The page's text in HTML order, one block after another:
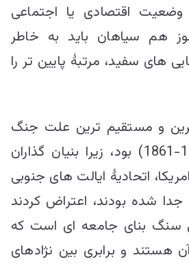
وضعیت اقتصادی یا اجتماعی
هم سیاهان باید به خاطر
های سفید، مرتبۀ پایین تر را
و مستقیم ترین علت جنگ
داخلی آمریکا (1865-1861) بود، زیرا بنیان گذاران
اتحادیۀ ایالت های جنوبی
جدا شده بودند، اعتراض کردند
سنگ بنای جامعه ای است که
هستند و برابری بین نژادهای